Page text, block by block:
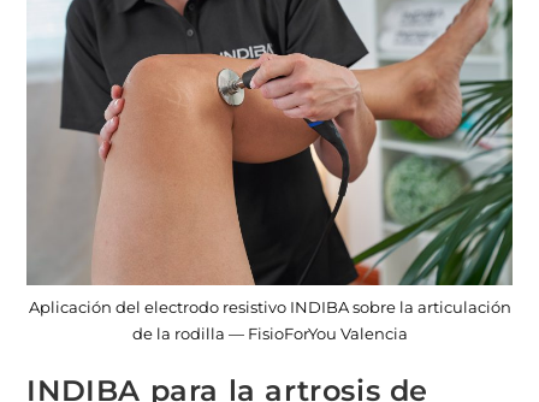
Aplicación del electrodo resistivo INDIBA sobre la articulación
de la rodilla — FisioForYou Valencia
INDIBA para la artrosis de